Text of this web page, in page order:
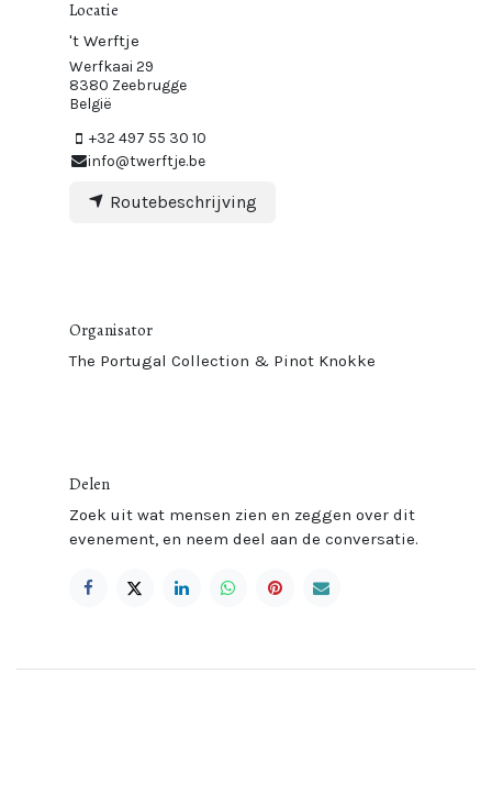
Locatie
't Werftje
Werfkaai 29
8380 Zeebrugge
België
+32 497 55 30 10
info@twerftje.be
Routebeschrijving
Organisator
The Portugal Collection & Pinot Knokke
Delen
Zoek uit wat mensen zien en zeggen over dit
evenement, en neem deel aan de conversatie.